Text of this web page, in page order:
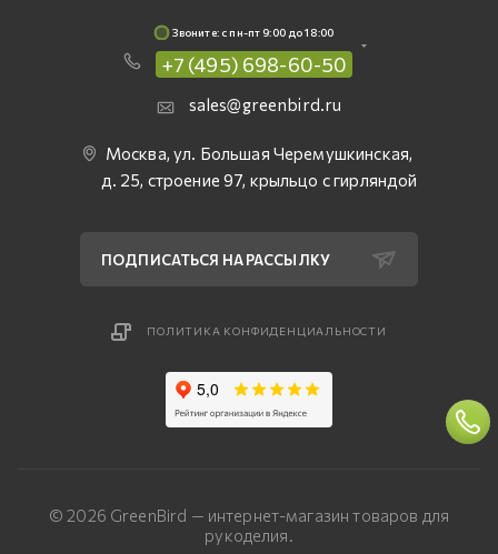
Звоните: c пн-пт 9:00 до 18:00
+7 (495) 698-60-50
sales@greenbird.ru
Москва, ул. Большая Черемушкинская,
д. 25, строение 97, крыльцо с гирляндой
ПОДПИСАТЬСЯ НА РАССЫЛКУ
ПОЛИТИКА КОНФИДЕНЦИАЛЬНОСТИ
© 2026 GreenBird — интернет-магазин товаров для
рукоделия.